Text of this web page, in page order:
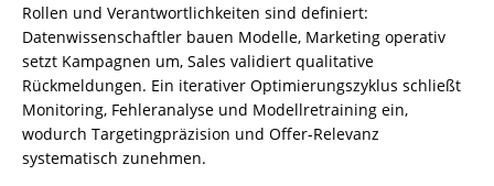
Rollen und Verantwortlichkeiten sind definiert:
Datenwissenschaftler bauen Modelle, Marketing operativ
setzt Kampagnen um, Sales validiert qualitative
Rückmeldungen. Ein iterativer Optimierungszyklus schließt
Monitoring, Fehleranalyse und Modellretraining ein,
wodurch Targetingpräzision und Offer-Relevanz
systematisch zunehmen.